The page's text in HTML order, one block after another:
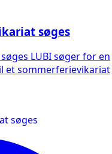
søges
LUBI søger for en
et sommerferievikariat